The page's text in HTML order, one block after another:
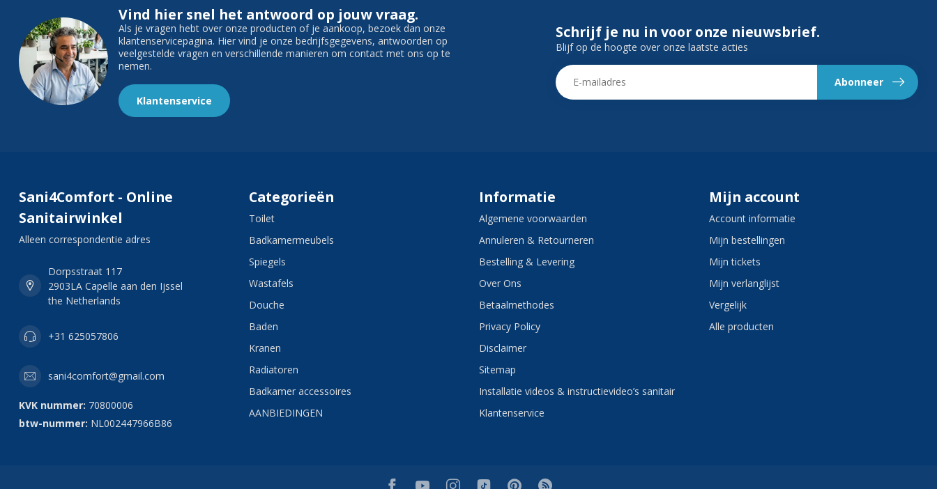
Vind hier snel het antwoord op jouw vraag.
Als je vragen hebt over onze producten of je aankoop, bezoek dan onze
klantenservicepagina. Hier vind je onze bedrijfsgegevens, antwoorden op
veelgestelde vragen en verschillende manieren om contact met ons op te
nemen.
Klantenservice
Schrijf je nu in voor onze nieuwsbrief.
Blijf op de hoogte over onze laatste acties
Abonneer
Sani4Comfort - Online
Sanitairwinkel
Alleen correspondentie adres
Dorpsstraat 117
2903LA Capelle aan den Ijssel
the Netherlands
+31 625057806
sani4comfort@gmail.com
KVK nummer: 70800006
btw-nummer: NL002447966B86
Categorieën
Toilet
Badkamermeubels
Spiegels
Wastafels
Douche
Baden
Kranen
Radiatoren
Badkamer accessoires
AANBIEDINGEN
Informatie
Algemene voorwaarden
Annuleren & Retourneren
Bestelling & Levering
Over Ons
Betaalmethodes
Privacy Policy
Disclaimer
Sitemap
Installatie videos & instructievideo’s sanitair
Klantenservice
Mijn account
Account informatie
Mijn bestellingen
Mijn tickets
Mijn verlanglijst
Vergelijk
Alle producten